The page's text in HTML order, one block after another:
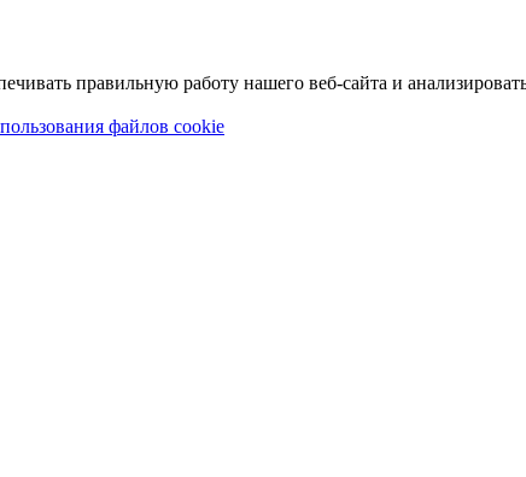
правильную работу нашего веб-сайта и
файлов cookie